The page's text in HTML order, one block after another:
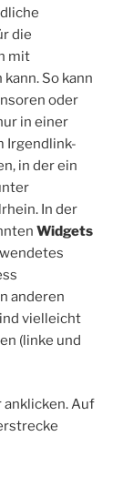
die
mit
So kann
oder
in einer
Irgendlink-
in der ein
In der
Widgets
anderen
vielleicht
(linke und
Auf